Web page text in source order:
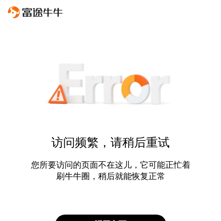
访问频繁，请稍后重试
您所要访问的页面不在这儿，它可能正忙着
刷牛牛圈，稍后就能恢复正常